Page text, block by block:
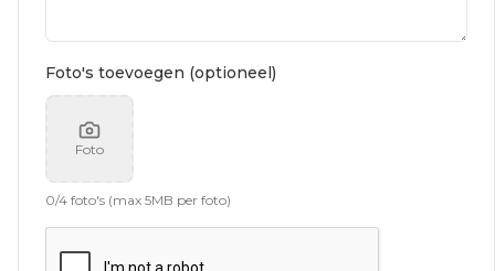
Foto's toevoegen (optioneel)
Foto
0/4 foto's (max 5MB per foto)